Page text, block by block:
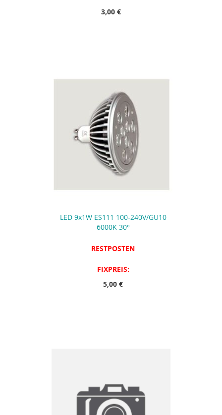
3,00 €
LED 9x1W ES111 100-240V/GU10
6000K 30°
RESTPOSTEN
FIXPREIS:
5,00 €